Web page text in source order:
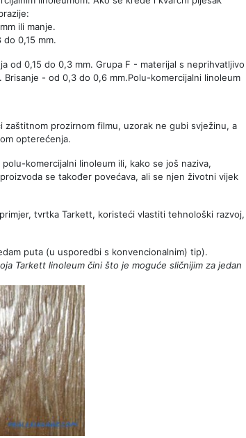
ili manje.
0,15 mm.
od 0,15 do 0,3 mm. Grupa F - materijal s neprihvatljivo
- od 0,3 do 0,6 mm.Polu-komercijalni linoleum
zaštitnom prozirnom filmu, uzorak ne gubi svježinu, a
opterećenja.
komercijalni linoleum ili, kako se još naziva,
se također povećava, ali se njen životni vijek
tvrtka Tarkett, koristeći vlastiti tehnološki razvoj,
puta (u usporedbi s konvencionalnim) tip).
Tarkett linoleum čini što je moguće sličnijim za jedan